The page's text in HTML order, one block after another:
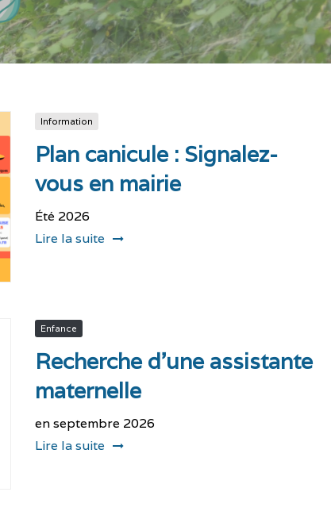
Information
Plan canicule : Signalez-
vous en mairie
Été 2026
Lire la suite
Enfance
Recherche d’une assistante
maternelle
en septembre 2026
Lire la suite